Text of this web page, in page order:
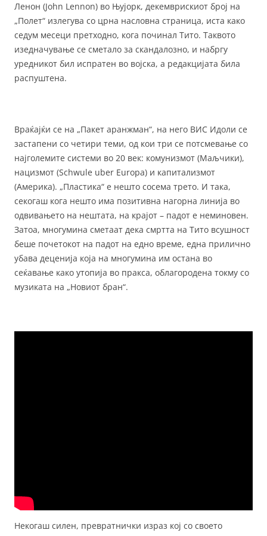
Ленон (John Lennon) во Њујорк, декемврискиот број на
„Полет“ излегува со црна насловна страница, иста како
седум месеци претходно, кога починал Тито. Таквото
изедначување се сметало за скандалозно, и набргу
уредникот бил испратен во војска, а редакцијата била
распуштена.
Враќајќи се на „Пакет аранжман“, на него ВИС Идоли се
застапени со четири теми, од кои три се потсмевање со
најголемите системи во 20 век: комунизмот (Маљчики),
нацизмот (Schwule uber Europa) и капитализмот
(Америка). „Пластика“ е нешто сосема трето. И така,
секогаш кога нешто има позитивна нагорна линија во
одвивањето на нештата, на крајот – падот е неминовен.
Затоа, многумина сметаат дека смртта на Тито всушност
беше почетокот на падот на едно време, една прилично
убава деценија која на многумина им остана во
сеќавање како утопија во пракса, облагородена токму со
музиката на „Новиот бран“.
Некогаш силен, превратнички израз кој со своето